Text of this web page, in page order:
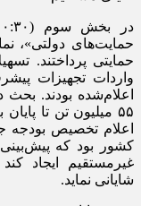
حمایت‌های دولتی»،
حمایتی پرداختند.
واردات تجهیزات
اعلام‌شده بودند.
۵۵ میلیون تن تا
اعلام تخصیص بودجه
کشور بود که
غیرمستقیم ایجاد
شایانی نماید.